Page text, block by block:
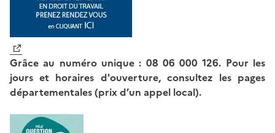
Grâce au numéro unique : 08 06 000 126. Pour les
jours et horaires d'ouverture, consultez les pages
départementales (prix d’un appel local).